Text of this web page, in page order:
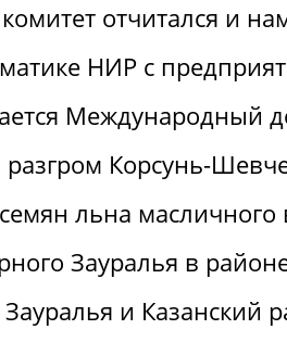
отчитался и
НИР с
Международный
Корсунь-
льна
Зауралья в
и Казанский